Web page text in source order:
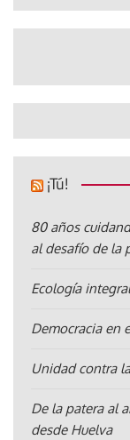
¡Tú!
80 años
al desafío de la
Ecología
Democracia en
Unidad contra
De la patera al
desde Huelva